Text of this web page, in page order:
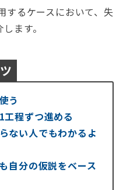
するケースにおいて、失
ます。
う
程ずつ進める
ない人でもわかるよ
自分の仮説をベース